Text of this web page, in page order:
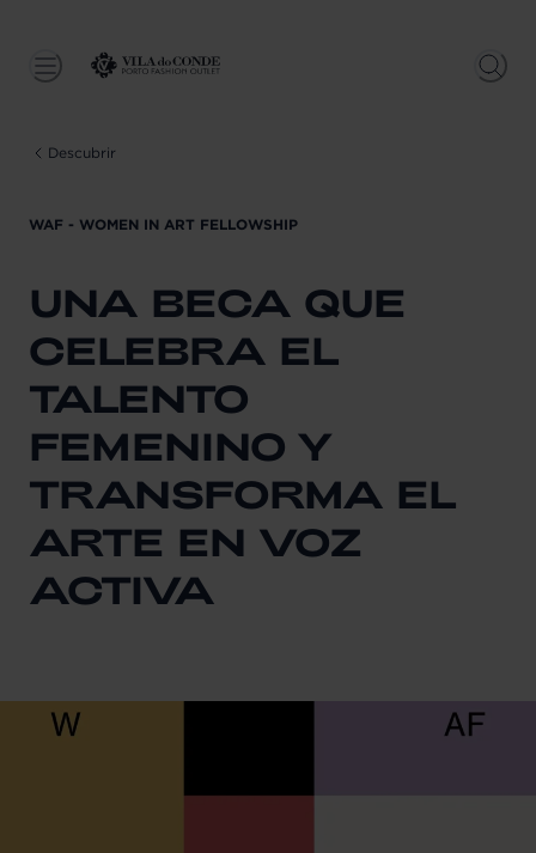
Descubrir
WAF - WOMEN IN ART FELLOWSHIP
UNA BECA QUE
CELEBRA EL
TALENTO
FEMENINO Y
TRANSFORMA EL
ARTE EN VOZ
ACTIVA